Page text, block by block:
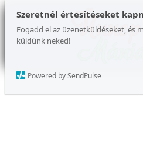
Szeretnél értesítéseket
Fogadd el az üzenetküldéseket, és
küldünk neked!
Powered by SendPulse